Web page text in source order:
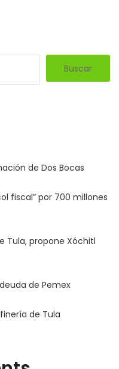
Buscar
de Dos Bocas
fiscal” por 700 millones
Tula, propone Xóchitl
de Pemex
de Tula